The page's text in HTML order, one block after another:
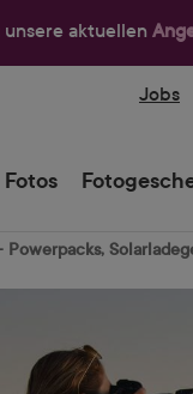
aktuellen
Jobs
Fotos